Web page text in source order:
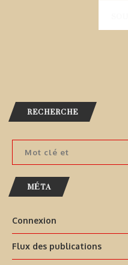
RECHERCHE
MÉTA
Connexion
Flux des publications